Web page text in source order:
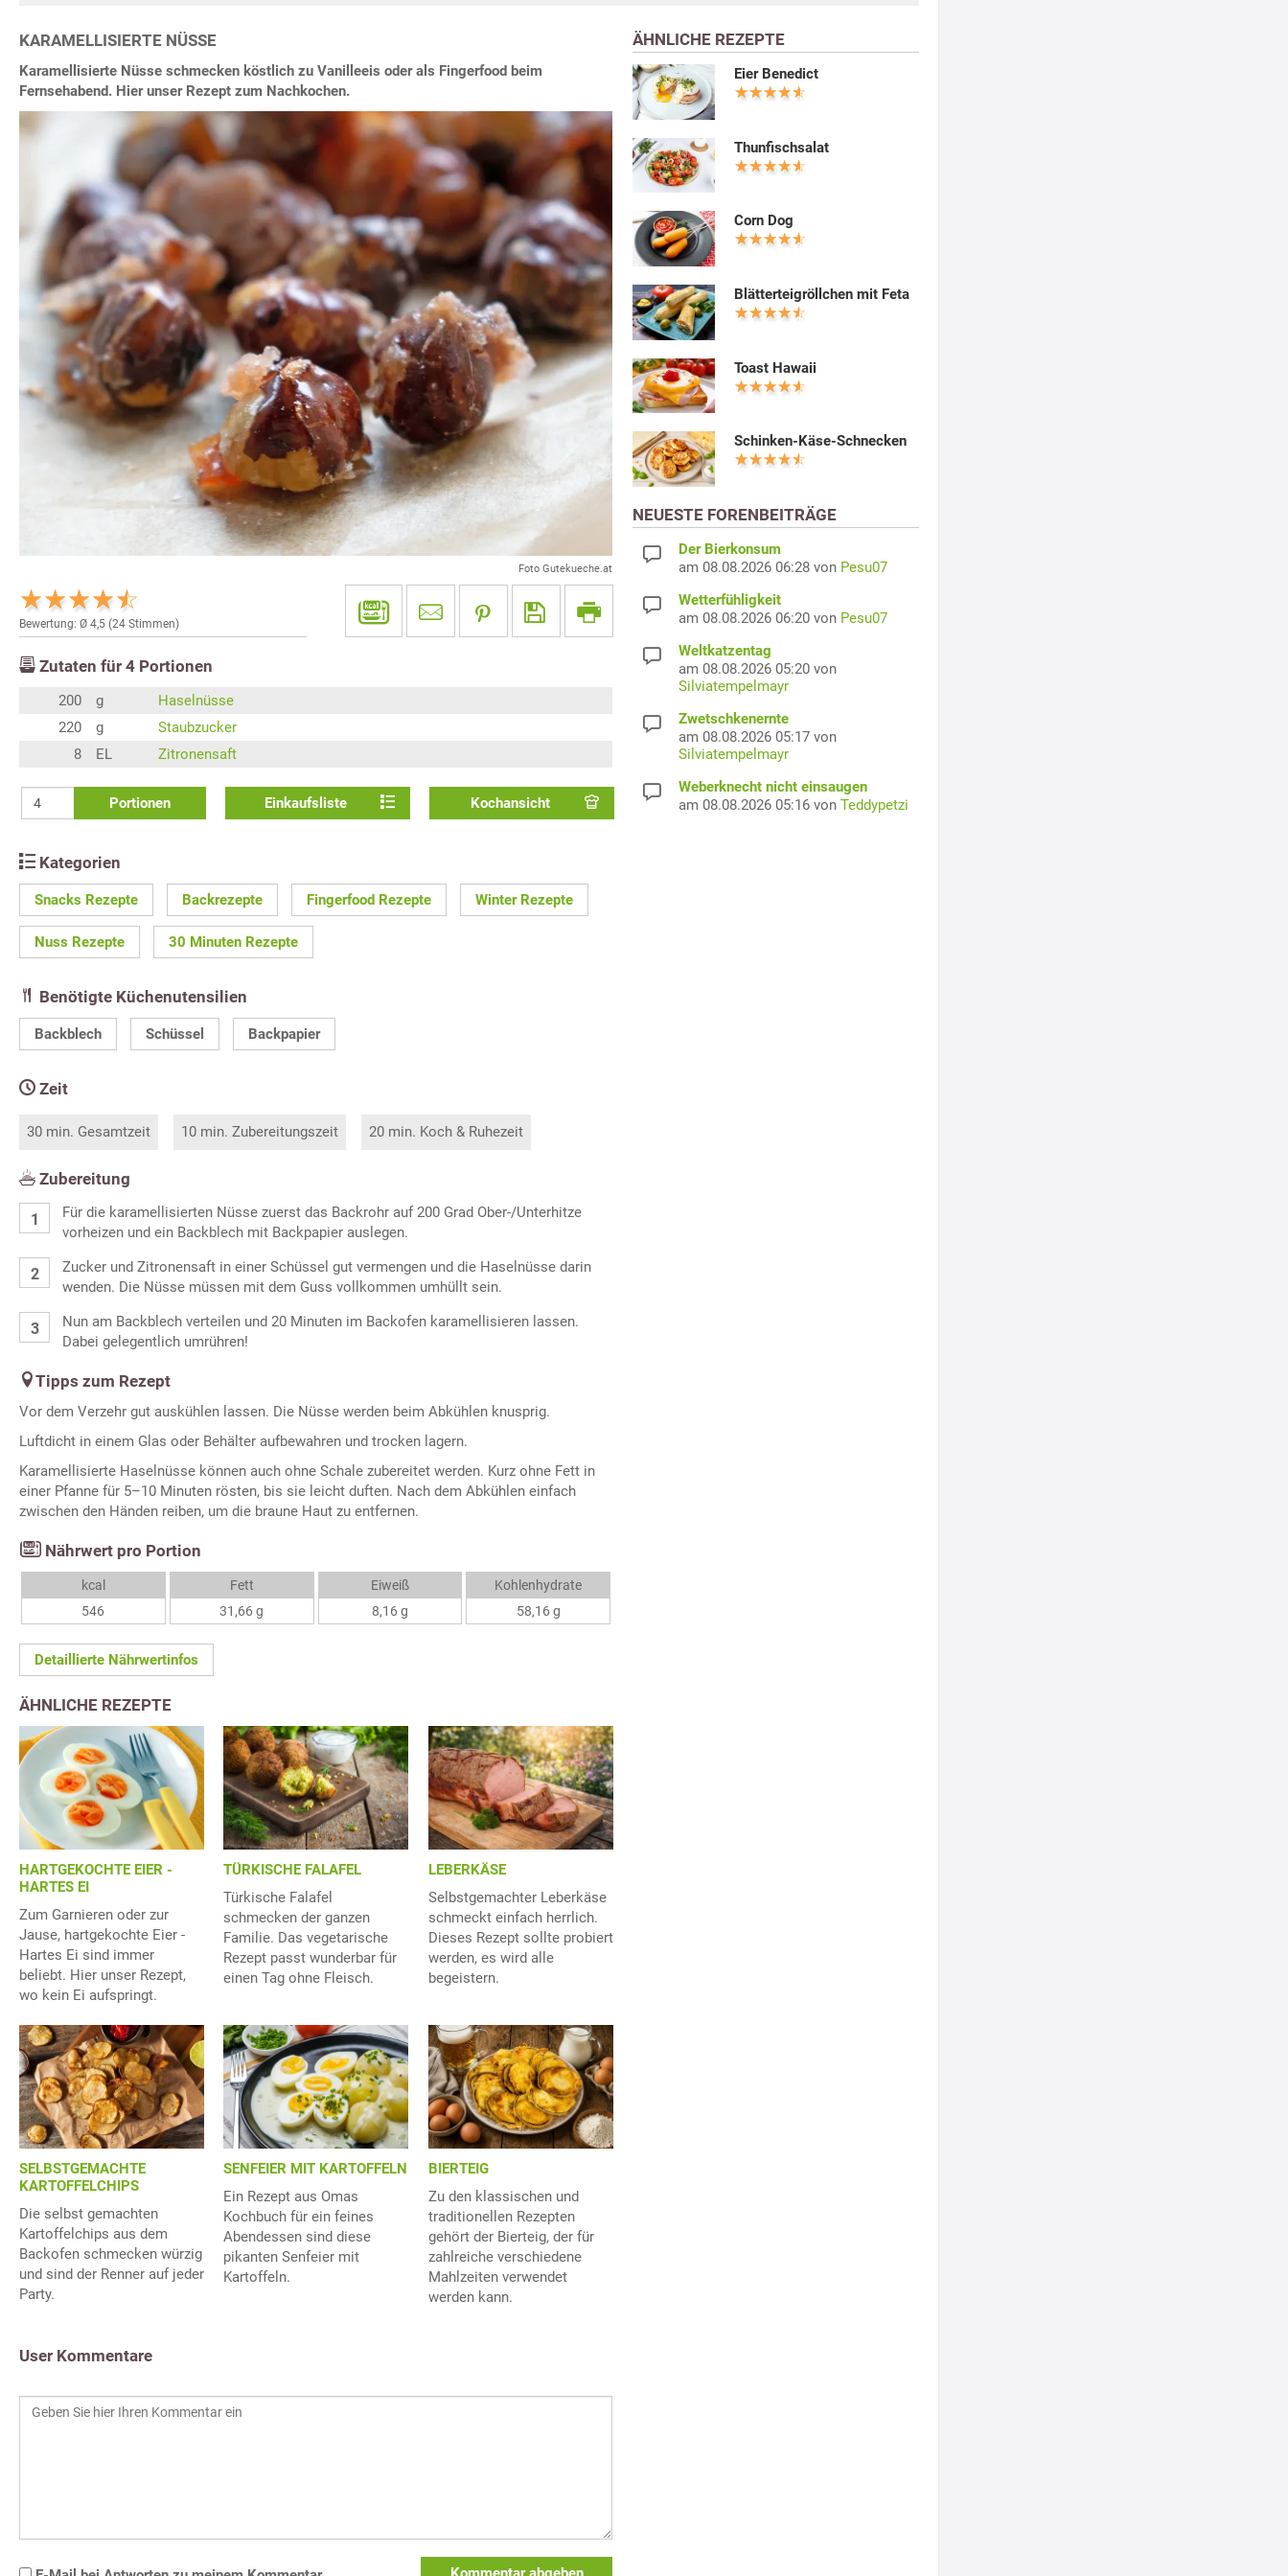
KARAMELLISIERTE NÜSSE
Karamellisierte Nüsse schmecken köstlich zu Vanilleeis oder als Fingerfood beim
Fernsehabend. Hier unser Rezept zum Nachkochen.
Foto Gutekueche.at
Bewertung: Ø 4,5 (24 Stimmen)
Zutaten für 4 Portionen
200 g
Haselnüsse
220
g
Staubzucker
8
EL Zitronensaft
Portionen Einkaufsliste Kochansicht
Kategorien
Snacks Rezepte Backrezepte Fingerfood Rezepte Winter Rezepte
Nuss Rezepte 30 Minuten Rezepte
Benötigte Küchenutensilien
Backblech Schüssel Backpapier
Zeit
30 min. Gesamtzeit 10 min. Zubereitungszeit 20 min. Koch & Ruhezeit
Zubereitung
Für die karamellisierten Nüsse zuerst das Backrohr auf 200 Grad Ober-/Unterhitze
vorheizen und ein Backblech mit Backpapier auslegen.
Zucker und Zitronensaft in einer Schüssel gut vermengen und die Haselnüsse darin
wenden. Die Nüsse müssen mit dem Guss vollkommen umhüllt sein.
Nun am Backblech verteilen und 20 Minuten im Backofen karamellisieren lassen.
Dabei gelegentlich umrühren!
Tipps zum Rezept
Vor dem Verzehr gut auskühlen lassen. Die Nüsse werden beim Abkühlen knusprig.
Luftdicht in einem Glas oder Behälter aufbewahren und trocken lagern.
Karamellisierte Haselnüsse können auch ohne Schale zubereitet werden. Kurz ohne Fett in
einer Pfanne für 5–10 Minuten rösten, bis sie leicht duften. Nach dem Abkühlen einfach
zwischen den Händen reiben, um die braune Haut zu entfernen.
Nährwert pro Portion
kcal
546
Fett
31,66 g
Eiweiß
8,16 g
Kohlenhydrate
58,16 g
Detaillierte Nährwertinfos
ÄHNLICHE REZEPTE
HARTGEKOCHTE EIER -
HARTES EI
Zum Garnieren oder zur
Jause, hartgekochte Eier -
Hartes Ei sind immer
beliebt. Hier unser Rezept,
wo kein Ei aufspringt.
TÜRKISCHE FALAFEL
Türkische Falafel
schmecken der ganzen
Familie. Das vegetarische
Rezept passt wunderbar für
einen Tag ohne Fleisch.
LEBERKÄSE
Selbstgemachter Leberkäse
schmeckt einfach herrlich.
Dieses Rezept sollte probiert
werden, es wird alle
begeistern.
SELBSTGEMACHTE
KARTOFFELCHIPS
Die selbst gemachten
Kartoffelchips aus dem
Backofen schmecken würzig
und sind der Renner auf jeder
Party.
SENFEIER MIT KARTOFFELN
Ein Rezept aus Omas
Kochbuch für ein feines
Abendessen sind diese
pikanten Senfeier mit
Kartoffeln.
BIERTEIG
Zu den klassischen und
traditionellen Rezepten
gehört der Bierteig, der für
zahlreiche verschiedene
Mahlzeiten verwendet
werden kann.
User Kommentare
ÄHNLICHE REZEPTE
Eier Benedict
Thunfischsalat
Corn Dog
Blätterteigröllchen mit Feta
Toast Hawaii
Schinken-Käse-Schnecken
NEUESTE FORENBEITRÄGE
Der Bierkonsum
am 08.08.2026 06:28 von Pesu07
Wetterfühligkeit
am 08.08.2026 06:20 von Pesu07
Weltkatzentag
am 08.08.2026 05:20 von
Silviatempelmayr
Zwetschkenernte
am 08.08.2026 05:17 von
Silviatempelmayr
Weberknecht nicht einsaugen
am 08.08.2026 05:16 von Teddypetzi